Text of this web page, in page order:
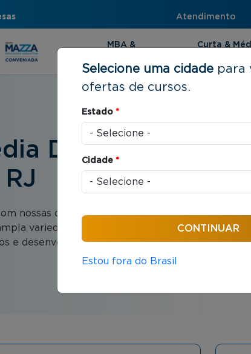
Atendimento
MBA &
Curta &
Duração |
nossas opções de cursos de Curta e
variedade de temas, você poderá
e desenvolver as habilidades para
Selecione uma cidade para
ofertas de cursos.
Estado *
Cidade *
Estou fora do Brasil